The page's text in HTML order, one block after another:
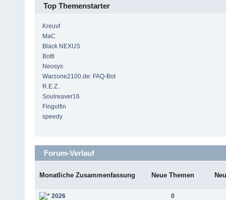
Top Themenstarter
Kreuvf
MaC
Black NEXUS
Botti
Neosys
Warzone2100.de: FAQ-Bot
R.E.Z.
Soulreaver16
Fingolfin
speedy
Forum-Verlauf
Monatliche Zusammenfassung Neue Themen
2026
0